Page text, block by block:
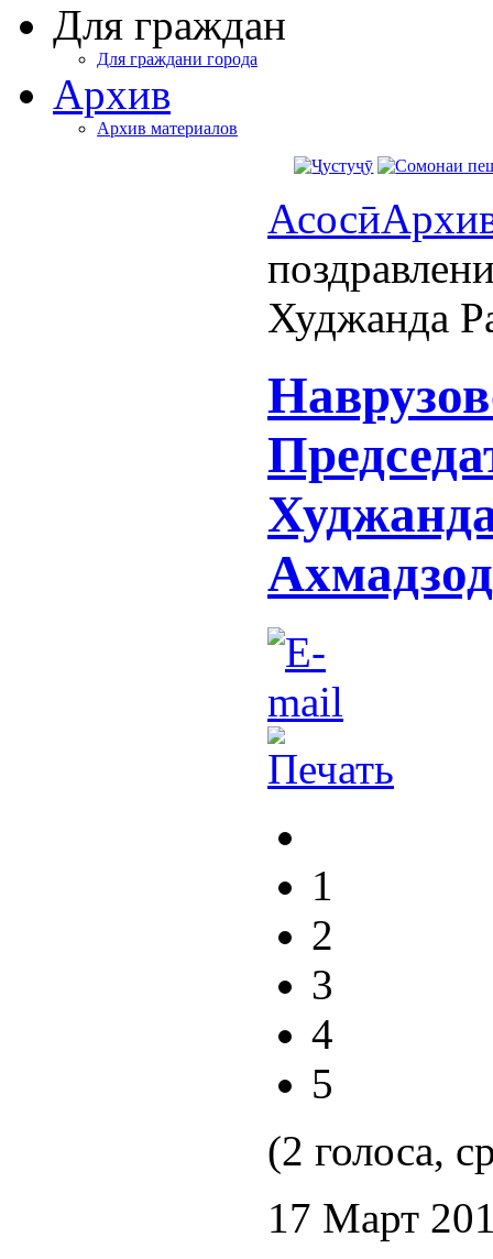
Для граждан
Для граждани города
Архив
Архив материалов
Асосӣ
Худжанда
1
2
3
4
5
(2 голоса,
17 Март